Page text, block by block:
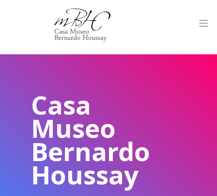
Casa
Museo
Bernardo
Houssay